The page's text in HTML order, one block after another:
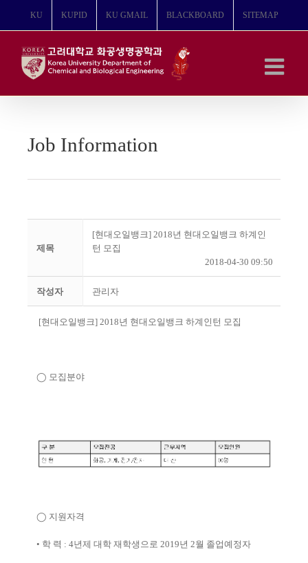
뛰
KU KUPID KU GMAIL BLACKBOARD SITEMAP
Job Information
제목
[현대오일뱅크] 2018년 현대오일뱅크 하계인
턴 모집
2018-04-30 09:50
작성자 관리자
[현대오일뱅크] 2018년 현대오일뱅크 하계인턴 모집
◯ 모집분야
◯ 지원자격
• 학 력 : 4년제 대학 재학생으로 2019년 2월 졸업예정자